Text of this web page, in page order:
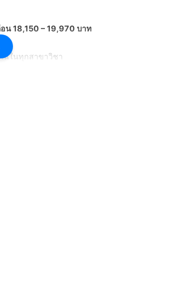
น 18,150 – 19,970 บาท
นในทุกสาขาวิชา